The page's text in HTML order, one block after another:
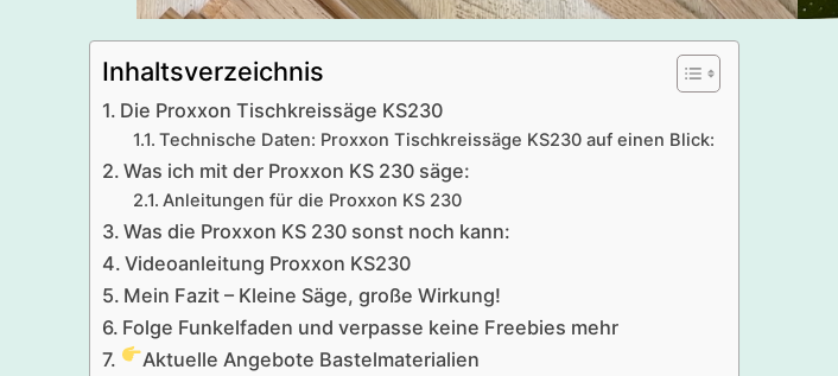
Inhaltsverzeichnis
Die Proxxon Tischkreissäge KS230
Technische Daten: Proxxon Tischkreissäge KS230 auf einen Blick:
Was ich mit der Proxxon KS 230 säge:
Anleitungen für die Proxxon KS 230
Was die Proxxon KS 230 sonst noch kann:
Videoanleitung Proxxon KS230
Mein Fazit – Kleine Säge, große Wirkung!
Folge Funkelfaden und verpasse keine Freebies mehr
Aktuelle Angebote Bastelmaterialien